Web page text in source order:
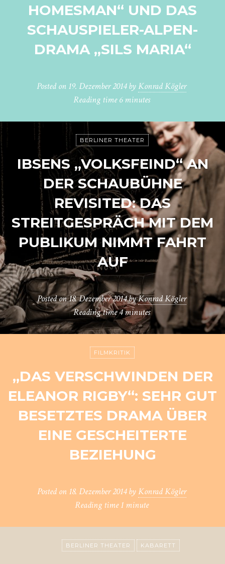
HOMESMAN“ UND DAS
SCHAUSPIELER-ALPEN-
DRAMA „SILS MARIA“
Posted on 19. Dezember 2014 byKonrad Kögler
Reading time6 minutes
BERLINER THEATER
IBSENS „VOLKSFEIND“ AN
DER SCHAUBÜHNE
REVISITED: DAS
STREITGESPRÄCH MIT DEM
PUBLIKUM NIMMT FAHRT
AUF
Posted on18. Dezember 2014byKonrad Kögler
Reading time4 minutes
FILMKRITIK
„DAS VERSCHWINDEN DER
ELEANOR RIGBY“: SEHR GUT
BESETZTES DRAMA ÜBER
EINE GESCHEITERTE
BEZIEHUNG
Posted on 18. Dezember 2014 byKonrad Kögler
Reading time1 minute
BERLINER THEATER KABARETT